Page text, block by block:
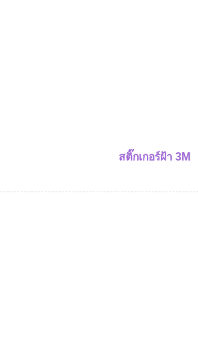
สติ๊กเกอร์ฝ้า 3M